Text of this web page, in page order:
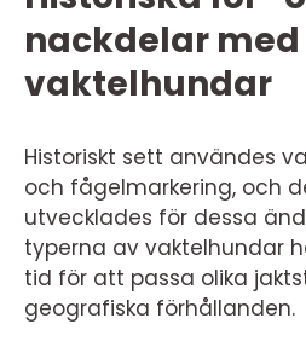
nackdelar
vaktelhundar
Historiskt sett användes
och fågelmarkering, och
utvecklades för dessa
typerna av vaktelhundar
tid för att passa olika
geografiska förhållanden.